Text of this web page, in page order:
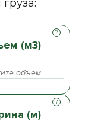
(м3)
(м)